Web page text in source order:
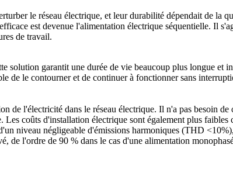
le réseau électrique, et leur durabilité dépendait de la
est devenue l'alimentation électrique séquentielle. Il
de travail.
solution garantit une durée de vie beaucoup plus longue et
de le contourner et de continuer à fonctionner sans
l'électricité dans le réseau électrique. Il n'a pas besoin
coûts d'installation électrique sont également plus faibles
niveau négligeable d'émissions harmoniques (THD
l'ordre de 90 % dans le cas d'une alimentation